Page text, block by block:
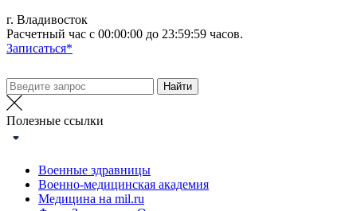
г. Владивосток
Расчетный час с 00:00:00 до 23:59:59 часов.
Записаться*
Полезные ссылки
Военные здравницы
Военно-медицинская академия
Медицина на mil.ru